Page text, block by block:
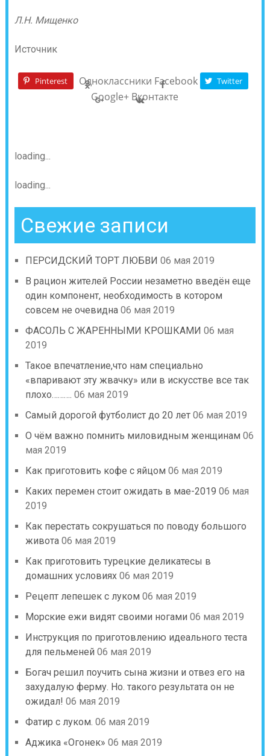
Л.Н. Мищенко
Источник
Pinterest Одноклассники Facebook Twitter
Google+ Вконтакте
loading...
loading...
Свежие записи
ПЕРСИДСКИЙ ТОРТ ЛЮБВИ 06 мая 2019
В рацион жителей России незаметно введён еще
один компонент, необходимость в котором
совсем не очевидна 06 мая 2019
ФАСОЛЬ С ЖАРЕННЫМИ КРОШКАМИ 06 мая
2019
Такое впечатление,что нам специально
«впаривают эту жвачку» или в искусстве все так
плохо………. 06 мая 2019
Самый дорогой футболист до 20 лет 06 мая 2019
О чём важно помнить миловидным женщинам 06
мая 2019
Как приготовить кофе с яйцом 06 мая 2019
Каких перемен стоит ожидать в мае-2019 06 мая
2019
Как перестать сокрушаться по поводу большого
живота 06 мая 2019
Как приготовить турецкие деликатесы в
домашних условиях 06 мая 2019
Рецепт лепешек с луком 06 мая 2019
Морские ежи видят своими ногами 06 мая 2019
Инструкция по приготовлению идеального теста
для пельменей 06 мая 2019
Богач решил поучить сына жизни и отвез его на
захудалую ферму. Но. такого результата он не
ожидал! 06 мая 2019
Фатир с луком. 06 мая 2019
Аджика «Огонек» 06 мая 2019